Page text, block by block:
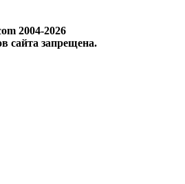
2004-2026
сайта запрещена.